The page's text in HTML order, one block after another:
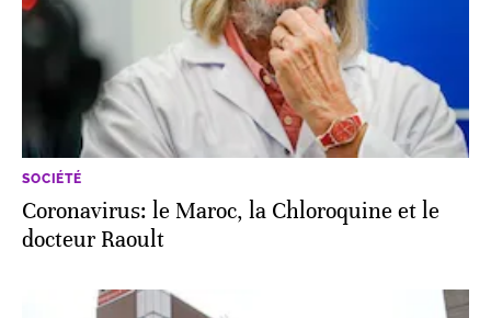
SOCIÉTÉ
Coronavirus: le Maroc, la Chloroquine et le
docteur Raoult